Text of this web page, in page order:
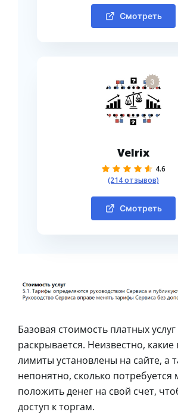
Смотреть
3
Velrix
4.6
(214 отзывов)
Смотреть
Базовая стоимость платных
раскрывается. Неизвестно,
лимиты установлены на сайте, а
непонятно, сколько
положить денег на свой счет,
доступ к торгам.